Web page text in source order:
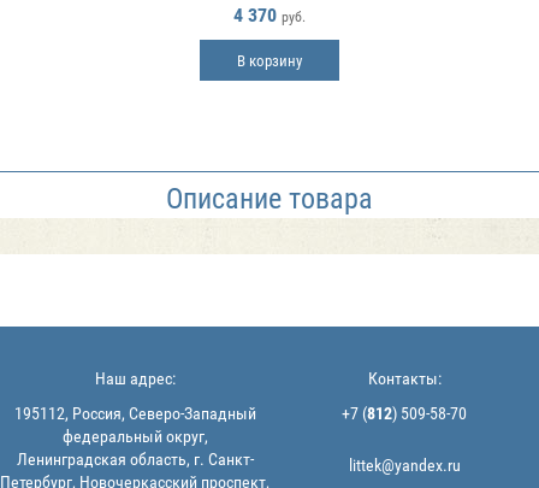
4 370 руб.
В корзину
Описание товара
Наш адрес:
195112, Россия, Северо-Западный
федеральный округ,
Ленинградская область, г. Санкт-
Петербург, Новочеркасский проспект,
Контакты:
+7 (812) 509-58-70
littek@yandex.ru